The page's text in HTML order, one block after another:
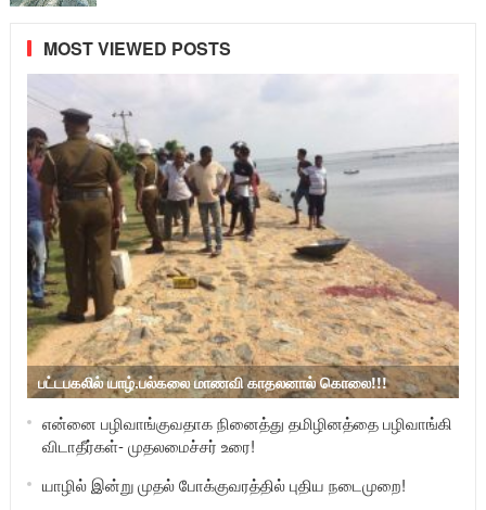
MOST VIEWED POSTS
பட்டபகலில் யாழ்.பல்கலை மாணவி காதலனால் கொலை!!!
என்னை பழிவாங்குவதாக நினைத்து தமிழினத்தை பழிவாங்கி
விடாதீர்கள்- முதலமைச்சர் உரை!
யாழில் இன்று முதல் போக்குவரத்தில் புதிய நடைமுறை!